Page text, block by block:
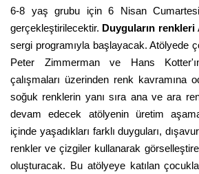
6-8 yaş grubu için 6 Nisan
gerçekleştirilecektir. Duyguların renkleri
sergi programıyla başlayacak. Atölyede
Peter Zimmerman ve Hans
çalışmaları üzerinden renk kavramına
soğuk renklerin yanı sıra ana ve ara
devam edecek atölyenin üretim
içinde yaşadıkları farklı duyguları,
renkler ve çizgiler kullanarak
oluşturacak. Bu atölyeye katılan